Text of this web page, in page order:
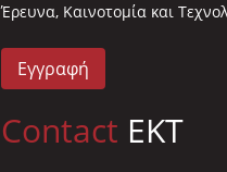
Έρευνα, Καινοτομία και
Εγγραφή
Contact EKT